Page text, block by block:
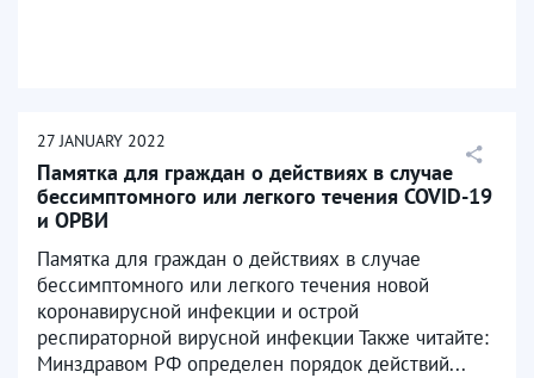
27 JANUARY 2022
Памятка для граждан о действиях в случае
бессимптомного или легкого течения COVID-19
и ОРВИ
Памятка для граждан о действиях в случае
бессимптомного или легкого течения новой
коронавирусной инфекции и острой
респираторной вирусной инфекции Также читайте:
Минздравом РФ определен порядок действий...